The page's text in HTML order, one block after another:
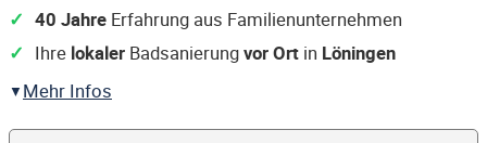
40 Jahre Erfahrung aus Familienunternehmen
Ihre lokaler Badsanierungvor Ort in Löningen
Mehr Infos